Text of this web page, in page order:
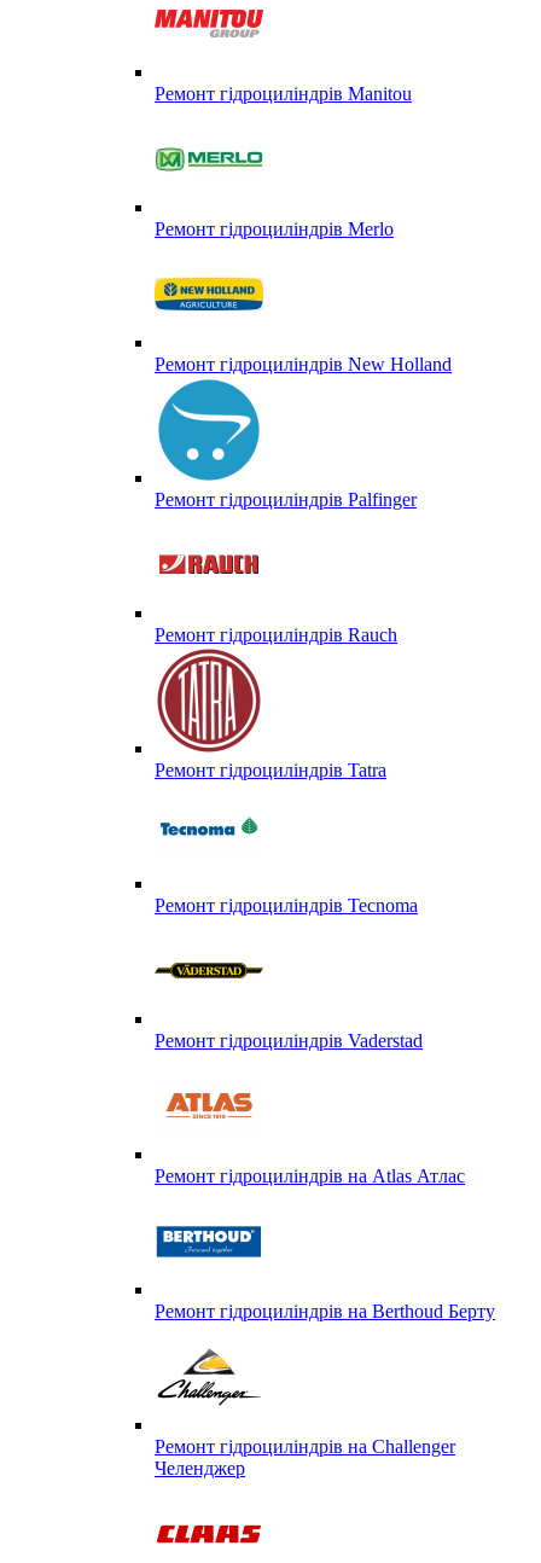
Ремонт гідроциліндрів Manitou
Ремонт гідроциліндрів Merlo
Ремонт гідроциліндрів New Holland
Ремонт гідроциліндрів Palfinger
Ремонт гідроциліндрів Rauch
Ремонт гідроциліндрів Tatra
Ремонт гідроциліндрів Tecnoma
Ремонт гідроциліндрів Vaderstad
Ремонт гідроциліндрів на Atlas Атлас
Ремонт гідроциліндрів на Berthoud Берту
Ремонт гідроциліндрів на Challenger
Челенджер